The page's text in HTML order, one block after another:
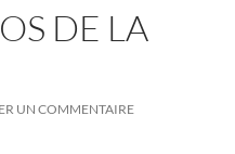
DE LA
UN COMMENTAIRE